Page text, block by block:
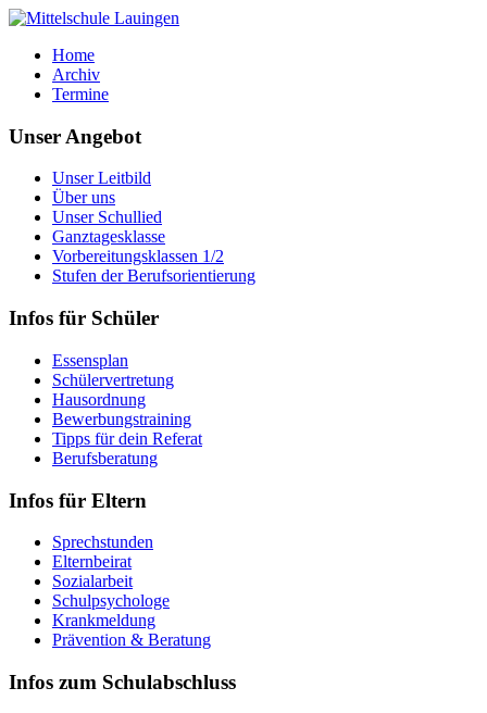
Home
Archiv
Termine
Unser Angebot
Unser Leitbild
Über uns
Unser Schullied
Ganztagesklasse
Vorbereitungsklassen 1/2
Stufen der Berufsorientierung
Infos für Schüler
Essensplan
Schülervertretung
Hausordnung
Bewerbungstraining
Tipps für dein Referat
Berufsberatung
Infos für Eltern
Sprechstunden
Elternbeirat
Sozialarbeit
Schulpsychologe
Krankmeldung
Prävention & Beratung
Infos zum Schulabschluss